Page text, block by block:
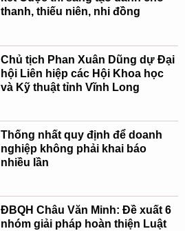
thanh, thiếu niên, nhi đồng
Chủ tịch Phan Xuân Dũng dự Đại
hội Liên hiệp các Hội Khoa học
và Kỹ thuật tỉnh Vĩnh Long
Thống nhất quy định để doanh
nghiệp không phải khai báo
nhiều lần
ĐBQH Châu Văn Minh: Đề xuất 6
nhóm giải pháp hoàn thiện Luật